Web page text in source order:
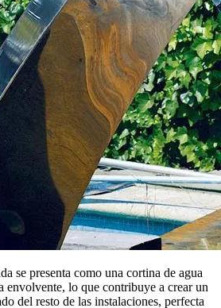
se presenta como una cortina de agua
envolvente, lo que contribuye a crear un
del resto de las instalaciones, perfecta